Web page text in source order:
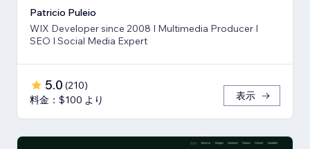
Patricio Puleio
WIX Developer since 2008 I Multimedia Producer I
SEO I Social Media Expert
5.0 (210)
料金：$100 より
表示